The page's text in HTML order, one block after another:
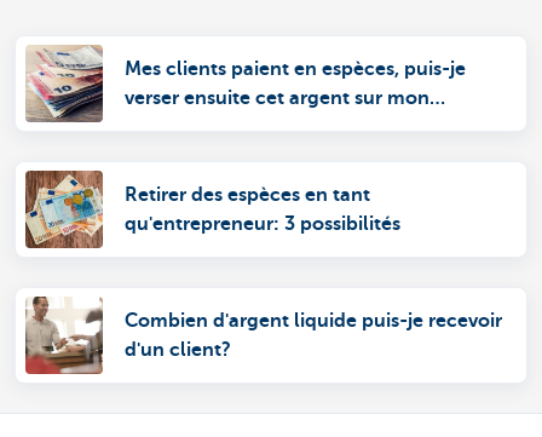
Mes clients paient en espèces, puis-je
verser ensuite cet argent sur mon
Retirer des espèces en tant
qu'entrepreneur: 3 possibilités
Combien d'argent liquide puis-je recevoir
d'un client?